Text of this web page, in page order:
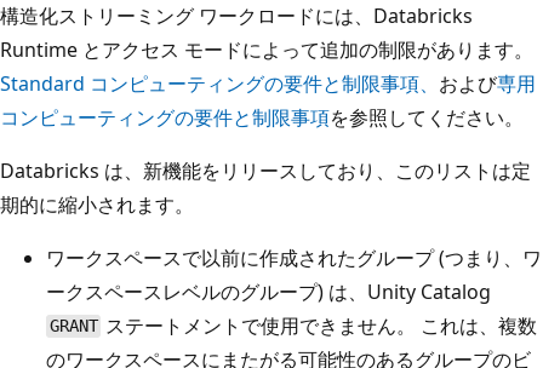
構造化ストリーミング ワークロードには、Databricks
Runtime とアクセス モードによって追加の制限があります。
Standard コンピューティングの要件と制限事項、 および専用
コンピューティングの要件と制限事項を参照してください。
Databricks は、新機能をリリースしており、このリストは定
期的に縮小されます。
ワークスペースで以前に作成されたグループ (つまり、ワ
ークスペースレベルのグループ) は、Unity Catalog
GRANT ステートメントで使用できません。 これは、複数
のワークスペースにまたがる可能性のあるグループのビ